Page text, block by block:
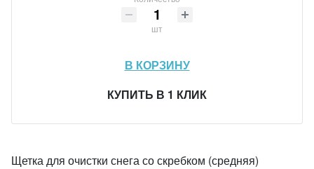
шт
В КОРЗИНУ
КУПИТЬ В 1 КЛИК
Щетка для очистки снега со скребком (средняя)